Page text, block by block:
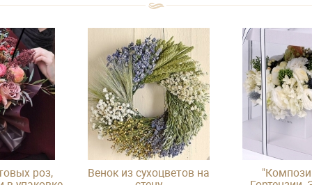
роз, Венок из сухоцветов на